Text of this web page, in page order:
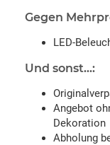
Gegen
LED-
Und sonst...:
Angebot
Dekoration
Abholung